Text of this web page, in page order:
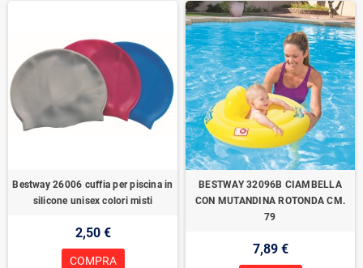
Bestway 26006 cuffia per piscina in
silicone unisex colori misti
2,50 €
COMPRA
BESTWAY 32096B CIAMBELLA
CON MUTANDINA ROTONDA CM.
79
7,89 €